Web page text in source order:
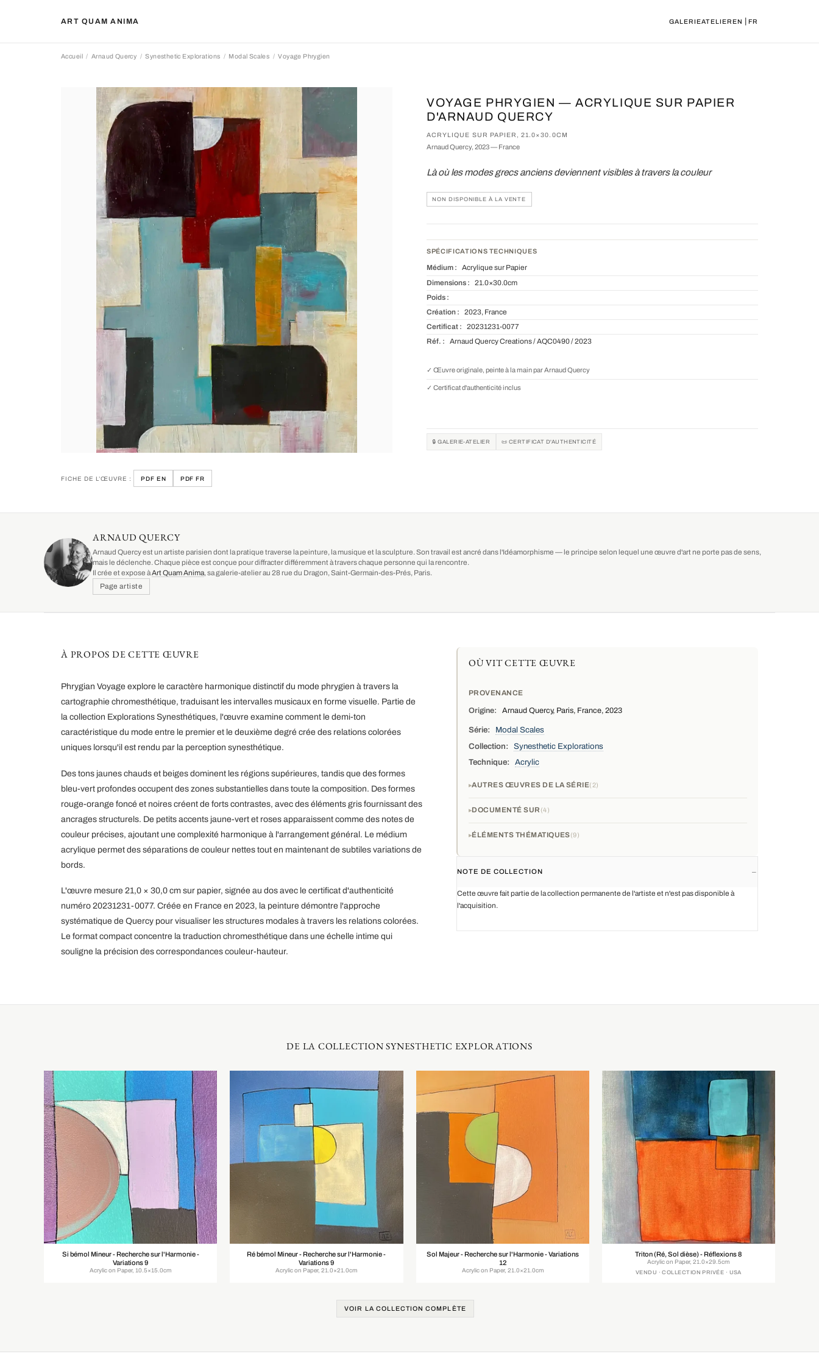
ART QUAM ANIMA GALERIEATELIEREN FR
Accueil Arnaud Quercy Synesthetic Explorations Modal Scales Voyage Phrygien
FICHE DE L’ŒUVRE : PDF EN PDF FR
VOYAGE PHRYGIEN — ACRYLIQUE SUR PAPIER
D'ARNAUD QUERCY
ACRYLIQUE SUR PAPIER, 21.0×30.0CM
Arnaud Quercy, 2023 — France
Là où les modes grecs anciens deviennent visibles à travers la couleur
NON DISPONIBLE À LA VENTE
SPÉCIFICATIONS TECHNIQUES
Médium : Acrylique sur Papier
Dimensions : 21.0×30.0cm
Poids :
Création : 2023, France
Certificat : 20231231-0077
Réf. : Arnaud Quercy Creations / AQC0490 / 2023
✓ Œuvre originale, peinte à la main par Arnaud Quercy
✓ Certificat d'authenticité inclus
🔒 GALERIE-ATELIER 📜 CERTIFICAT D'AUTHENTICITÉ
ARNAUD QUERCY
Arnaud Quercy est un artiste parisien dont la pratique traverse la peinture, la musique et la sculpture. Son travail est ancré dans l'Idéamorphisme — le principe selon lequel une œuvre d'art ne porte pas de sens,
mais le déclenche. Chaque pièce est conçue pour diffracter différemment à travers chaque personne qui la rencontre.
Il crée et expose àArt Quam Anima, sa galerie-atelier au 28 rue du Dragon, Saint-Germain-des-Prés, Paris.
Page artiste
À PROPOS DE CETTE ŒUVRE
Phrygian Voyage explore le caractère harmonique distinctif du mode phrygien à travers la
cartographie chromesthétique, traduisant les intervalles musicaux en forme visuelle. Partie de
la collection Explorations Synesthétiques, l'œuvre examine comment le demi-ton
caractéristique du mode entre le premier et le deuxième degré crée des relations colorées
uniques lorsqu'il est rendu par la perception synesthétique.
Des tons jaunes chauds et beiges dominent les régions supérieures, tandis que des formes
bleu-vert profondes occupent des zones substantielles dans toute la composition. Des formes
rouge-orange foncé et noires créent de forts contrastes, avec des éléments gris fournissant des
ancrages structurels. De petits accents jaune-vert et roses apparaissent comme des notes de
couleur précises, ajoutant une complexité harmonique à l'arrangement général. Le médium
acrylique permet des séparations de couleur nettes tout en maintenant de subtiles variations de
bords.
L'œuvre mesure 21,0 × 30,0 cm sur papier, signée au dos avec le certificat d'authenticité
numéro 20231231-0077. Créée en France en 2023, la peinture démontre l'approche
systématique de Quercy pour visualiser les structures modales à travers les relations colorées.
Le format compact concentre la traduction chromesthétique dans une échelle intime qui
souligne la précision des correspondances couleur-hauteur.
OÙ VIT CETTE ŒUVRE
PROVENANCE
Origine: Arnaud Quercy, Paris, France, 2023
Série:
Modal Scales
Collection:
Synesthetic Explorations
Technique:
Acrylic
AUTRES ŒUVRES DE LA SÉRIE 2
DOCUMENTÉ SUR 4
ÉLÉMENTS THÉMATIQUES 9
NOTE DE COLLECTION
Cette œuvre fait partie de la collection permanente de l'artiste et n'est pas disponible à
l'acquisition.
DE LA COLLECTION SYNESTHETIC EXPLORATIONS
Si bémol Mineur - Recherche sur l'Harmonie -
Variations 9
Acrylic on Paper, 10.5×15.0cm
Ré bémol Mineur - Recherche sur l'Harmonie -
Variations 9
Acrylic on Paper, 21.0×21.0cm
Sol Majeur - Recherche sur l'Harmonie - Variations
12
Acrylic on Paper, 21.0×21.0cm
Triton (Ré, Sol dièse) - Réflexions 8
Acrylic on Paper, 21.0×29.5cm
VENDU · COLLECTION PRIVÉE · USA
VOIR LA COLLECTION COMPLÈTE